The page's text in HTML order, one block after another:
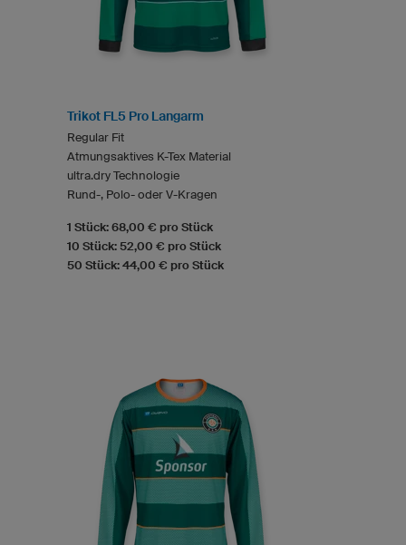
Trikot FL5 Pro Langarm
Regular Fit
Atmungsaktives K-Tex Material
ultra.dry Technologie
Rund-, Polo- oder V-Kragen
1 Stück: 68,00 € pro Stück
10 Stück: 52,00 € pro Stück
50 Stück: 44,00 € pro Stück